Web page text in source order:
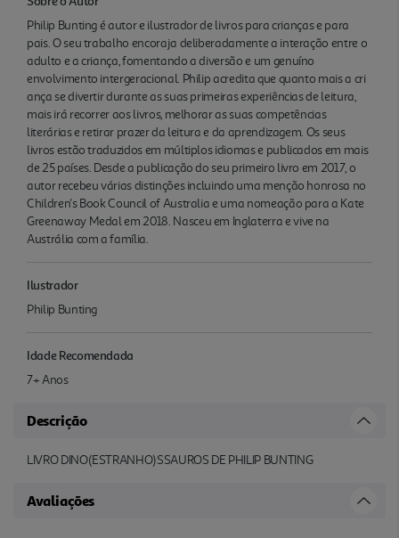
Philip Bunting é autor e ilustrador de livros para crianças e para
pais. O seu trabalho encoraja deliberadamente a interação entre o
adulto e a criança, fomentando a diversão e um genuíno
envolvimento intergeracional. Philip acredita que quanto mais a cri
ança se divertir durante as suas primeiras experiências de leitura,
mais irá recorrer aos livros, melhorar as suas competências
literárias e retirar prazer da leitura e da aprendizagem. Os seus
livros estão traduzidos em múltiplos idiomas e publicados em mais
de 25 países. Desde a publicação do seu primeiro livro em 2017, o
autor recebeu várias distinções incluindo uma menção honrosa no
Children's Book Council of Australia e uma nomeação para a Kate
Greenaway Medal em 2018. Nasceu em Inglaterra e vive na
Austrália com a família.
Ilustrador
Philip Bunting
Idade Recomendada
7+ Anos
Descrição
LIVRO DINO(ESTRANHO)SSAUROS DE PHILIP BUNTING
Avaliações